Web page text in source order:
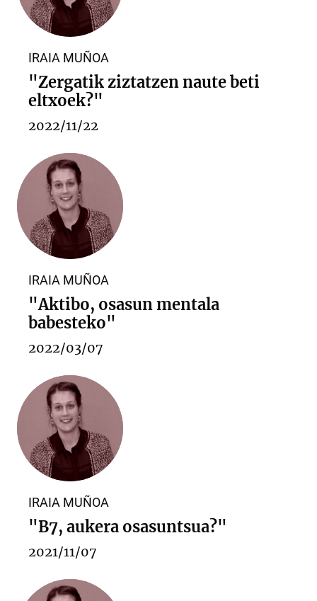
IRAIA MUÑOA
"Zergatik ziztatzen naute beti
eltxoek?"
2022/11/22
IRAIA MUÑOA
"Aktibo, osasun mentala
babesteko"
2022/03/07
IRAIA MUÑOA
"B7, aukera osasuntsua?"
2021/11/07